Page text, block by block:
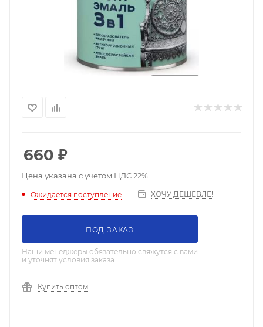
660 ₽
Цена указана с учетом НДС 22%
Ожидается поступление ХОЧУ ДЕШЕВЛЕ!
ПОД ЗАКАЗ
Наши менеджеры обязательно свяжутся с вами
и уточнят условия заказа
Купить оптом